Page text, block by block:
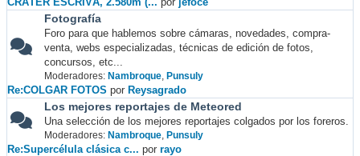
Fotografía
Foro para que hablemos sobre cámaras, novedades, compra-
venta, webs especializadas, técnicas de edición de fotos,
concursos, etc...
Moderadores: Nambroque, Punsuly
Re:COLGAR FOTOS por Reysagrado
Los mejores reportajes de Meteored
Una selección de los mejores reportajes colgados por los foreros.
Moderadores: Nambroque, Punsuly
Re:Supercélula clásica c... por rayo